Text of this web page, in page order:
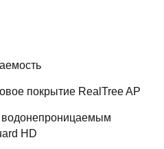
покрытие RealTree AP
HD